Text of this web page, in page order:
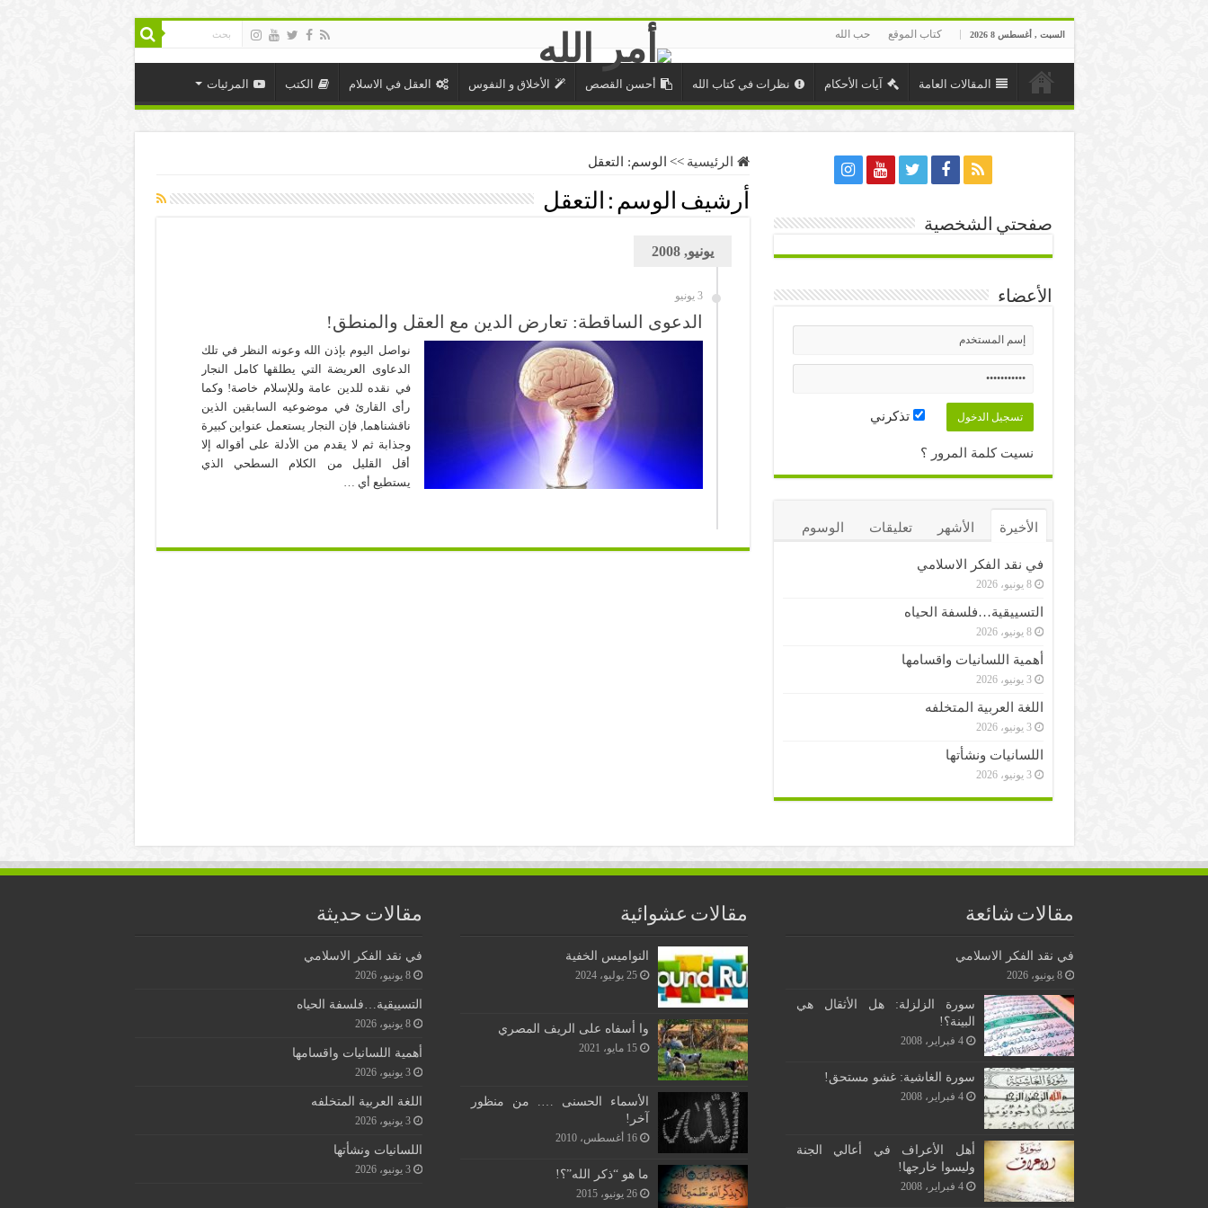
السبت , أغسطس 8 2026 كتاب الموقع حب الله
المقالات العامة آيات الأحكام نظرات في كتاب الله أحسن القصص الأخلاق و النفوس العقل في الاسلام الكتب المرئيات
الرئيسية >> الوسم: التعقل
أرشيف الوسم : التعقل
يونيو, 2008
3 يونيو
الدعوى الساقطة: تعارض الدين مع العقل والمنطق!
نواصل اليوم بإذن الله وعونه النظر في تلك
الدعاوى العريضة التي يطلقها كامل النجار
في نقده للدين عامة وللإسلام خاصة! وكما
رأى القارئ في موضوعيه السابقين الذين
ناقشناهما, فإن النجار يستعمل عنواين كبيرة
وجذابة ثم لا يقدم من الأدلة على أقواله إلا
أقل القليل من الكلام السطحي الذي
يستطيع أي …
صفحتي الشخصية
الأعضاء
تذكرني
نسيت كلمة المرور ؟
الأخيرة الأشهر تعليقات الوسوم
في نقد الفكر الاسلامي
8 يونيو، 2026
التسييقية…فلسفة الحياه
8 يونيو، 2026
أهمية اللسانيات واقسامها
3 يونيو، 2026
اللغة العربية المتخلفه
3 يونيو، 2026
اللسانيات ونشأتها
3 يونيو، 2026
مقالات شائعة
في نقد الفكر الاسلامي
8 يونيو، 2026
سورة الزلزلة: هل الأثقال هي
البينة؟!
4 فبراير، 2008
سورة الغاشية: غشو مستحق!
4 فبراير، 2008
أهل الأعراف في أعالي الجنة
وليسوا خارجها!
4 فبراير، 2008
مقالات عشوائية
النواميس الخفية
25 يوليو، 2024
وا أسفاه على الريف المصري
15 مايو، 2021
الأسماء الحسنى …. من منظور
آخر!
16 أغسطس، 2010
ما هو “ذكر الله”؟!
26 يونيو، 2015
مقالات حديثة
في نقد الفكر الاسلامي
8 يونيو، 2026
التسييقية…فلسفة الحياه
8 يونيو، 2026
أهمية اللسانيات واقسامها
3 يونيو، 2026
اللغة العربية المتخلفه
3 يونيو، 2026
اللسانيات ونشأتها
3 يونيو، 2026